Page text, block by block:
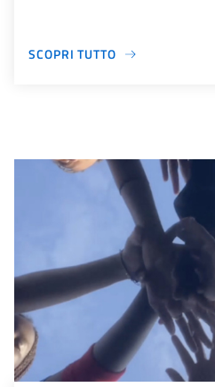
SCOPRI TUTTO